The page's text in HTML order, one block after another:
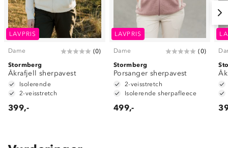
LAVPRIS
Dame (0)
Stormberg
Åkrafjell sherpavest
Isolerende
2-veisstretch
399,-
LAVPRIS
Dame (0)
Stormberg
Porsanger sherpavest
2-veisstretch
Isolerende sherpafleece
499,-